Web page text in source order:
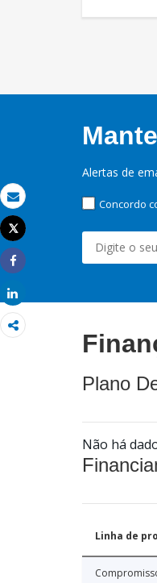
Email
Imprimir
Tweet
Share
Alertas de
Concordo
Plano
Não há
Linha de